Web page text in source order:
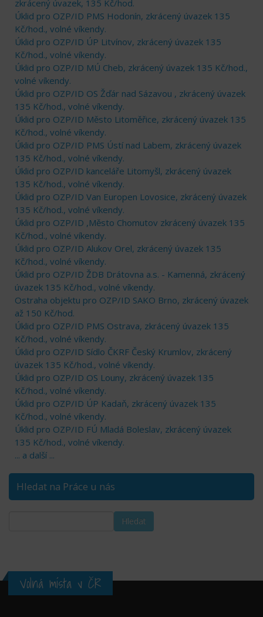
zkrácený úvazek, 135 Kč/hod.
Úklid pro OZP/ID PMS Hodonín, zkrácený úvazek 135
Kč/hod., volné víkendy.
Úklid pro OZP/ID ÚP Litvínov, zkrácený úvazek 135
Kč/hod., volné víkendy.
Úklid pro OZP/ID MÚ Cheb, zkrácený úvazek 135 Kč/hod.,
volné víkendy.
Úklid pro OZP/ID OS Žďár nad Sázavou , zkrácený úvazek
135 Kč/hod., volné víkendy.
Úklid pro OZP/ID Město Litoměřice, zkrácený úvazek 135
Kč/hod., volné víkendy.
Úklid pro OZP/ID PMS Ústí nad Labem, zkrácený úvazek
135 Kč/hod., volné víkendy.
Úklid pro OZP/ID kanceláře Litomyšl, zkrácený úvazek
135 Kč/hod., volné víkendy.
Úklid pro OZP/ID Van Europen Lovosice, zkrácený úvazek
135 Kč/hod., volné víkendy.
Úklid pro OZP/ID ,Město Chomutov zkrácený úvazek 135
Kč/hod., volné víkendy.
Úklid pro OZP/ID Alukov Orel, zkrácený úvazek 135
Kč/hod., volné víkendy.
Úklid pro OZP/ID ŽDB Drátovna a.s. - Kamenná, zkrácený
úvazek 135 Kč/hod., volné víkendy.
Ostraha objektu pro OZP/ID SAKO Brno, zkrácený úvazek
až 150 Kč/hod.
Úklid pro OZP/ID PMS Ostrava, zkrácený úvazek 135
Kč/hod., volné víkendy.
Úklid pro OZP/ID Sídlo ČKRF Český Krumlov, zkrácený
úvazek 135 Kč/hod., volné víkendy.
Úklid pro OZP/ID OS Louny, zkrácený úvazek 135
Kč/hod., volné víkendy.
Úklid pro OZP/ID ÚP Kadaň, zkrácený úvazek 135
Kč/hod., volné víkendy.
Úklid pro OZP/ID FÚ Mladá Boleslav, zkrácený úvazek
135 Kč/hod., volné víkendy.
... a další ...
Hledat na Práce u nás
Volná místa v ČR